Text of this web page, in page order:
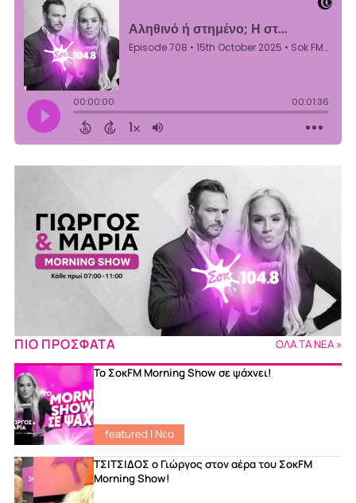
ΠΙΟ ΠΡΟΣΦΑΤΑ ΟΛΑ ΤΑ ΝΕΑ »
Το ΣοκFM Morning Show σε ψάχνει!
featured | Νέα
ΤΣΙΤΣΙΔΟΣ ο Γιώργος στον αέρα του ΣοκFM
Morning Show!